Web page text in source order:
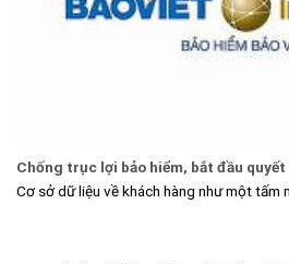
Chống trục lợi bảo hiểm, bắt đầu
Cơ sở dữ liệu về khách hàng như một tấm